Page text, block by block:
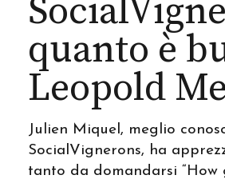
quanto è
Leopold
Julien Miquel, meglio
SocialVignerons, ha
tanto da domandarsi “How